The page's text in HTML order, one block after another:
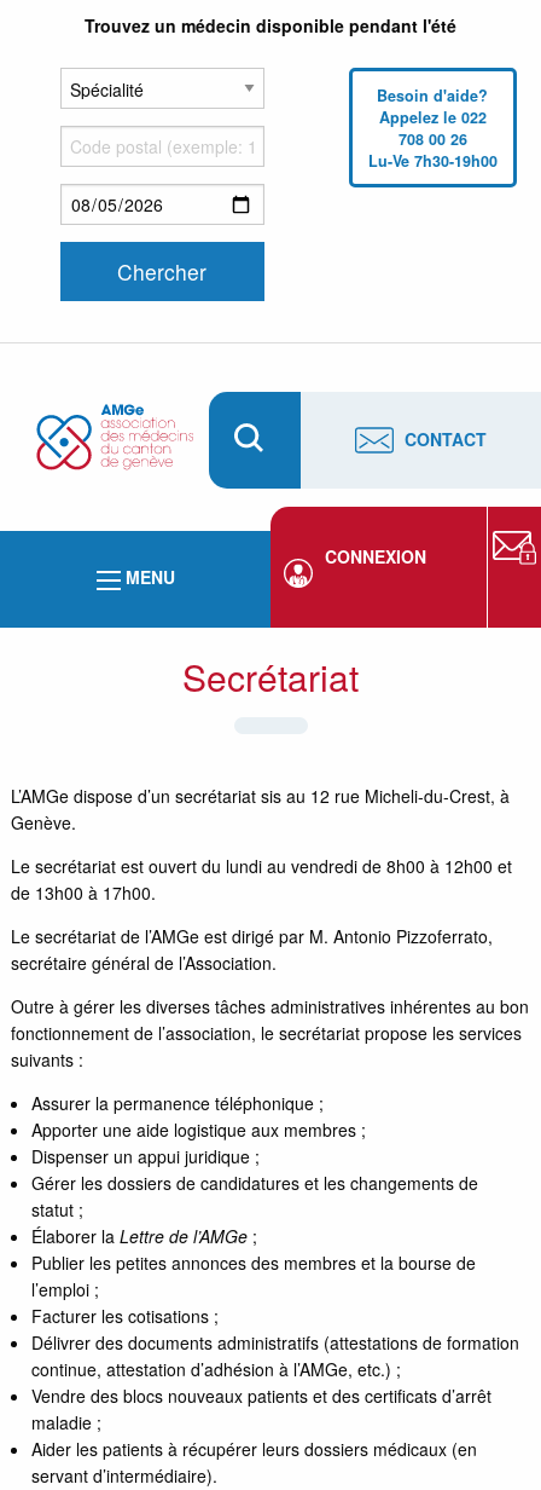
Trouvez un médecin disponible pendant l'été
Besoin d'aide?
Appelez le 022
708 00 26
Lu-Ve 7h30-19h00
CONTACT
MENU
CONNEXION
Secrétariat
L’AMGe dispose d’un secrétariat sis au 12 rue Micheli-du-Crest, à
Genève.
Le secrétariat est ouvert du lundi au vendredi de 8h00 à 12h00 et
de 13h00 à 17h00.
Le secrétariat de l’AMGe est dirigé par M. Antonio Pizzoferrato,
secrétaire général de l’Association.
Outre à gérer les diverses tâches administratives inhérentes au bon
fonctionnement de l’association, le secrétariat propose les services
suivants :
Assurer la permanence téléphonique ;
Apporter une aide logistique aux membres ;
Dispenser un appui juridique ;
Gérer les dossiers de candidatures et les changements de
statut ;
Élaborer laLettre de l’AMGe ;
Publier les petites annonces des membres et la bourse de
l’emploi ;
Facturer les cotisations ;
Délivrer des documents administratifs (attestations de formation
continue, attestation d’adhésion à l’AMGe, etc.) ;
Vendre des blocs nouveaux patients et des certificats d’arrêt
maladie ;
Aider les patients à récupérer leurs dossiers médicaux (en
servant d’intermédiaire).